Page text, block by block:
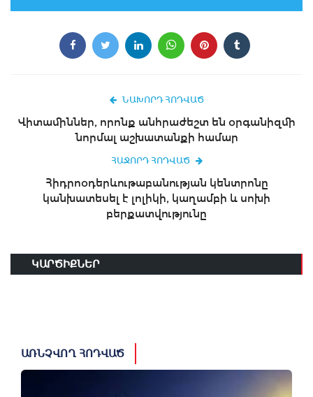
ՆԱԽՈՐԴ ՀՈԴՎԱԾ
Վիտամիններ, որոնք անհրաժեշտ են օրգանիզմի
նորմալ աշխատանքի համար
ՀԱՋՈՐԴ ՀՈԴՎԱԾ
Հիդրոօդերևութաբանության կենտրոնը
կանխատեսել է լոլիկի, կաղամբի և սոխի
բերքատվությունը
ԿԱՐԾԻՔՆԵՐ
ԱՌՆՉՎՈՂ ՀՈԴՎԱԾ